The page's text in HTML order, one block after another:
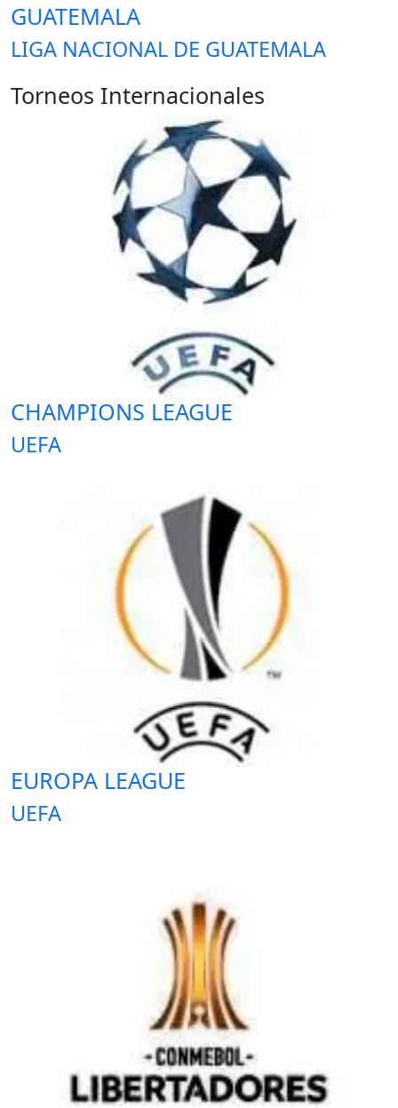
GUATEMALA
LIGA NACIONAL DE GUATEMALA
Torneos Internacionales
CHAMPIONS LEAGUE
UEFA
EUROPA LEAGUE
UEFA